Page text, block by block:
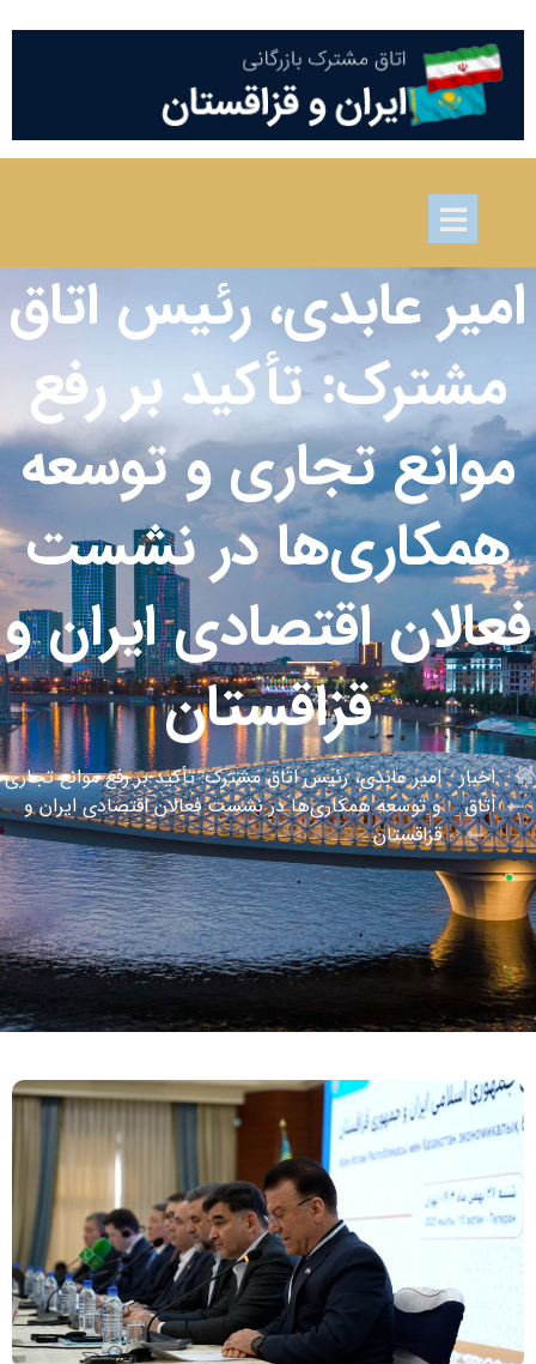
امیر عابدی، رئیس اتاق
مشترک: تأکید بر رفع
موانع تجاری و توسعه
همکاری‌ها در نشست
فعالان اقتصادی ایران و
قزاقستان
اخبار
اتاق
امیر عابدی، رئیس اتاق مشترک: تأکید بر رفع موانع تجاری
و توسعه همکاری‌ها در نشست فعالان اقتصادی ایران و
قزاقستان